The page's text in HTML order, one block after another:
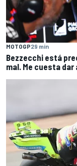
MOTOGP29 min
Bezzecchi está
mal. Me cuesta